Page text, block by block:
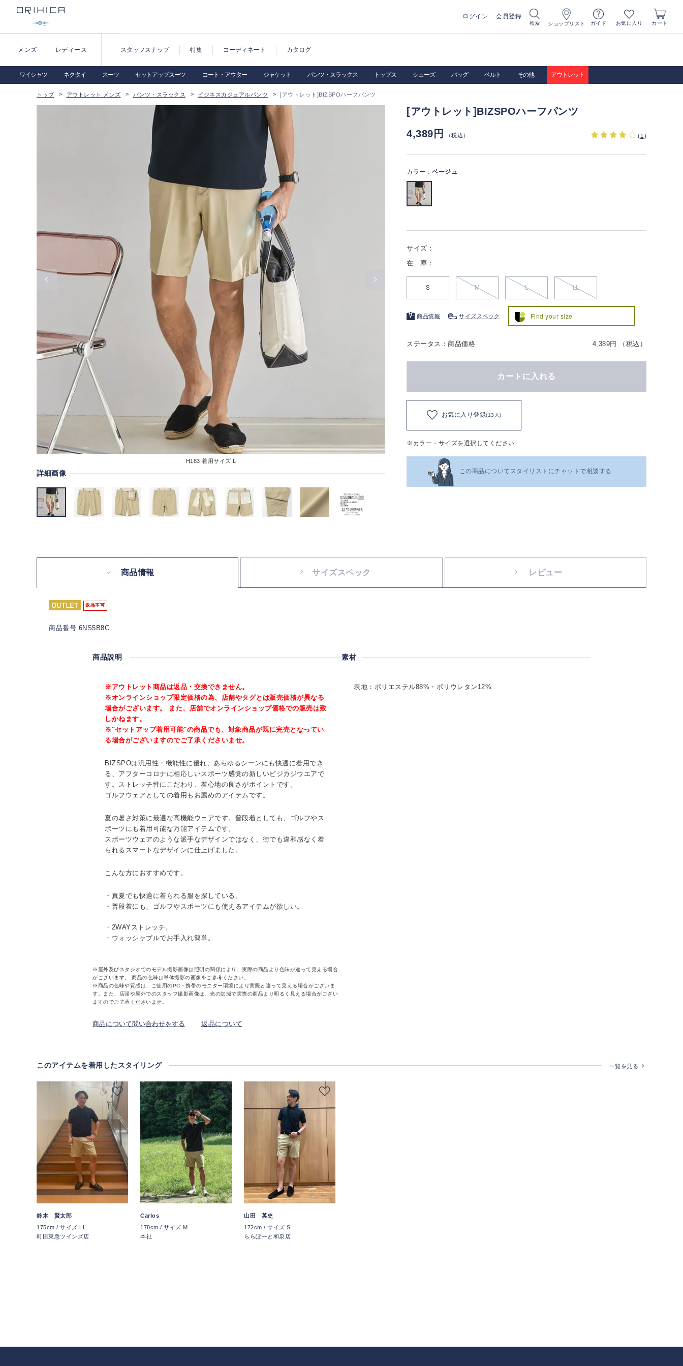
ログイン 会員登録
検索 ショップリスト ガイド お気に入り カート
メンズ レディース スタッフスナップ 特集 コーディネート カタログ
ワイシャツ ネクタイ スーツ セットアップスーツ コート・アウター ジャケット パンツ・スラックス トップス シューズ バッグ ベルト その他 アウトレット
トップ アウトレット メンズ パンツ・スラックス ビジネスカジュアルパンツ [アウトレット]BIZSPOハーフパンツ
H183 着用サイズ:L
詳細画像
[アウトレット]BIZSPOハーフパンツ
4,389円
（税込） (1 )
カラー： ベージュ
サイズ：
在 庫：
S M L LL
商品情報 サイズスペック Find your size
ステータス：商品価格 4,389円 （税込）
カートに入れる
お気に入り登録(13人)
※カラー・サイズを選択してください
この商品についてスタイリストにチャットで相談する
商品情報 サイズスペック レビュー
返品不可
商品番号 6NS5B8C
商品説明
※アウトレット商品は返品・交換できません。
※オンラインショップ限定価格の為、店舗やタグとは販売価格が異なる
場合がございます。 また、店舗でオンラインショップ価格での販売は致
しかねます。
※"セットアップ着用可能"の商品でも、対象商品が既に完売となってい
る場合がございますのでご了承くださいませ。
BIZSPOは汎用性・機能性に優れ、あらゆるシーンにも快適に着用でき
る、アフターコロナに相応しいスポーツ感覚の新しいビジカジウエアで
す。ストレッチ性にこだわり、着心地の良さがポイントです。
ゴルフウェアとしての着用もお薦めのアイテムです。
夏の暑さ対策に最適な高機能ウェアです。普段着としても、ゴルフやス
ポーツにも着用可能な万能アイテムです。
スポーツウェアのような派手なデザインではなく、街でも違和感なく着
られるスマートなデザインに仕上げました。
こんな方におすすめです。
・真夏でも快適に着られる服を探している。
・普段着にも、ゴルフやスポーツにも使えるアイテムが欲しい。
・2WAYストレッチ。
・ウォッシャブルでお手入れ簡単。
※屋外及びスタジオでのモデル撮影画像は照明の関係により、実際の商品より色味が違って見える場合
がございます。 商品の色味は単体撮影の画像をご参考ください。
※商品の色味や質感は、ご使用のPC・携帯のモニター環境により実際と違って見える場合がございま
す。また、店頭や屋外でのスタッフ撮影画像は、光の加減で実際の商品より明るく見える場合がござい
ますのでご了承くださいませ。
商品について問い合わせをする 返品について
素材
表地：ポリエステル88%・ポリウレタン12%
このアイテムを着用したスタイリング 一覧を見る
鈴木 賢太郎
175cm / サイズ LL
町田東急ツインズ店
Carlos
178cm / サイズ M
本社
山田 英史
172cm / サイズ S
ららぽーと和泉店